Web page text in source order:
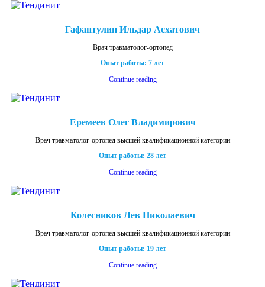
Гафантулин Ильдар Асхатович
Врач травматолог-ортопед
Опыт работы: 7 лет
Continue reading
Еремеев Олег Владимирович
Врач травматолог-ортопед высшей квалификационной категории
Опыт работы: 28 лет
Continue reading
Колесников Лев Николаевич
Врач травматолог-ортопед высшей квалификационной категории
Опыт работы: 19 лет
Continue reading